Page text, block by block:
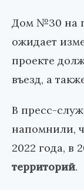
Дом №30 на
ожидает
проекте
въезд, а
В пресс-
напомнили,
2022 года, в
территорий.